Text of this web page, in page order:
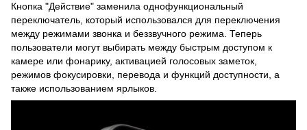
Кнопка "Действие" заменила однофункциональный
переключатель, который использовался для переключения
между режимами звонка и беззвучного режима. Теперь
пользователи могут выбирать между быстрым доступом к
камере или фонарику, активацией голосовых заметок,
режимов фокусировки, перевода и функций доступности, а
также использованием ярлыков.